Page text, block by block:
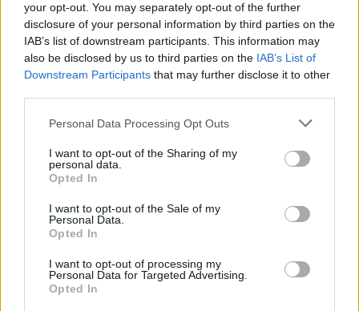
your opt-out. You may separately opt-out of the further
disclosure of your personal information by third parties on the
IAB’s list of downstream participants. This information may
also be disclosed by us to third parties on the IAB’s List of
Downstream Participants that may further disclose it to other
Personal Data Processing Opt Outs
I want to opt-out of the Sharing of my
personal data.
Opted In
I want to opt-out of the Sale of my
Personal Data.
Opted In
I want to opt-out of processing my
Personal Data for Targeted Advertising.
Opted In